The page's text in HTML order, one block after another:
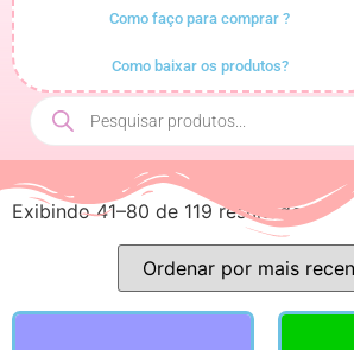
Como faço para comprar ?
Como baixar os produtos?
Exibindo 41–80 de 119 resultados